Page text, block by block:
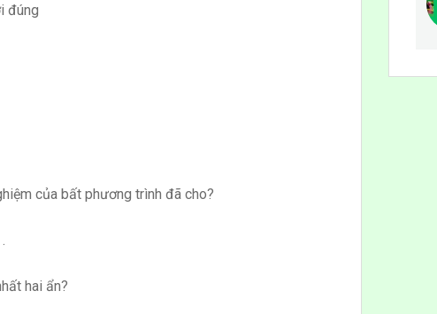
đúng
của bất phương trình đã cho?
hai ẩn?